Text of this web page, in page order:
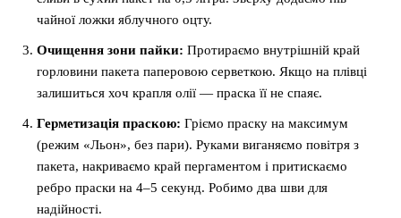
чайної ложки яблучного оцту.
Очищення зони пайки: Протираємо внутрішній край
горловини пакета паперовою серветкою. Якщо на плівці
залишиться хоч крапля олії — праска її не спаяє.
Герметизація праскою: Гріємо праску на максимум
(режим «Льон», без пари). Руками виганяємо повітря з
пакета, накриваємо край пергаментом і притискаємо
ребро праски на 4–5 секунд. Робимо два шви для
надійності.